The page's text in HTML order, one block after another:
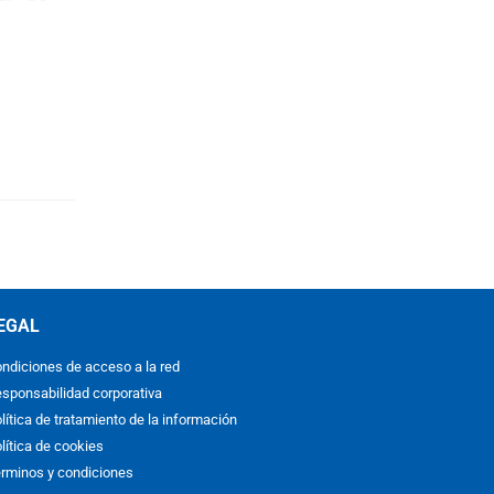
de acceso a la red
corporativa
de tratamiento de la información
de cookies
y condiciones